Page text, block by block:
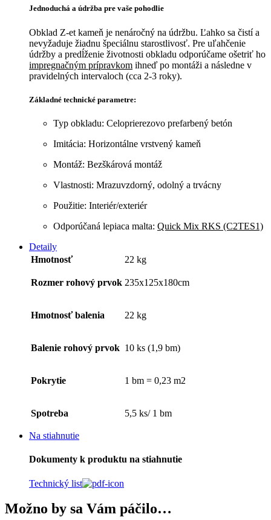
Jednoduchá a údržba pre vaše pohodlie
Obklad Z-et kameň je nenáročný na údržbu. Ľahko sa čistí a
nevyžaduje žiadnu špeciálnu starostlivosť. Pre uľahčenie
údržby a predĺženie životnosti obkladu odporúčame ošetriť ho
impregnačným prípravkom ihneď po montáži a následne v
pravidelných intervaloch (cca 2-3 roky).
Základné technické parametre:
Typ obkladu: Celoprierezovo prefarbený betón
Imitácia: Horizontálne vrstvený kameň
Montáž: Bezškárová montáž
Vlastnosti: Mrazuvzdorný, odolný a trvácny
Použitie: Interiér/exteriér
Odporúčaná lepiaca malta: Quick Mix RKS (C2TES1)
Detaily
Hmotnosť
22 kg
Rozmer rohový prvok 235x125x180cm
Hmotnosť balenia 22 kg
Balenie rohový prvok 10 ks (1,9 bm)
Pokrytie 1 bm = 0,23 m2
Spotreba 5,5 ks/ 1 bm
Na stiahnutie
Dokumenty k produktu na stiahnutie
Technický list
Možno by sa Vám páčilo…